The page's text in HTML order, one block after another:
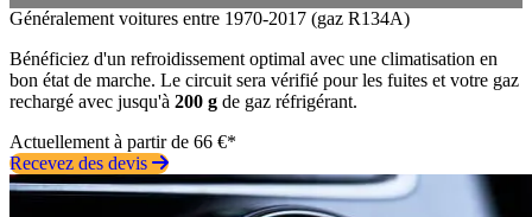
Généralement voitures entre 1970-2017 (gaz R134A)
Bénéficiez d'un refroidissement optimal avec une climatisation en
bon état de marche. Le circuit sera vérifié pour les fuites et votre gaz
rechargé avec jusqu'à 200 g de gaz réfrigérant.
Actuellement à partir de 66 €*
Recevez des devis